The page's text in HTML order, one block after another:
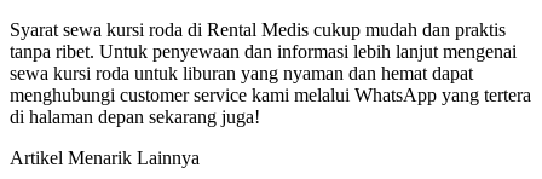
Syarat sewa kursi roda di Rental Medis cukup mudah dan praktis
tanpa ribet. Untuk penyewaan dan informasi lebih lanjut mengenai
sewa kursi roda untuk liburan yang nyaman dan hemat dapat
menghubungi customer service kami melalui WhatsApp yang tertera
di halaman depan sekarang juga!
Artikel Menarik Lainnya